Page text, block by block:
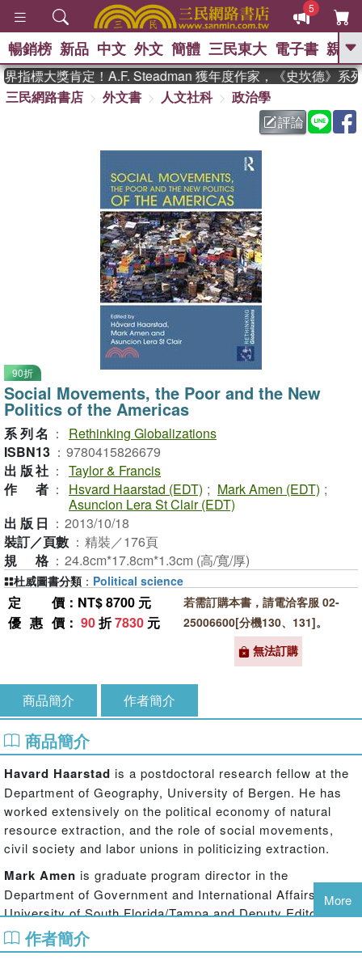
5
GO
熱搜： 東野圭吾 、 高希均教授回憶錄
父親節 、 如果歷
暑期推薦 、 國際布克
獎 臺灣漫遊錄 、 方念華
登輝時代 、 數學女孩：黎曼猜想
偉大的迷走神經
暢銷榜 新品 中文 外文 簡體 三民東大 電子書 親子
指標大獎肯定！A.F. Steadman 獲年度作家，《史坎德》系列
三民網路書店
外文書 人文社科
政治學
評論
90折
Social Movements, the Poor and the New
Politics of the Americas
系列名 ：
Rethinking Globalizations
ISBN13 ： 9780415826679
出版社 ： Taylor & Francis
作者 ： Hsvard Haarstad (EDT) ; Mark Amen (EDT) ;
Asuncion Lera St Clair (EDT)
出版日 ： 2013/10/18
裝訂／頁數 ： 精裝／176頁
規格 ： 24.8cm*17.8cm*1.3cm (高/寬/厚)
定價 ：NT$ 8700 元
優惠價 ： 90折7830 元
若需訂購本書，請電洽客服 02-
25006600[分機130、131]。
無法訂購
杜威圖書分類 ： Political science
商品簡介 作者簡介
商品簡介
Havard Haarstad is a postdoctoral research fellow at the
Department of Geography, University of Bergen. He has
worked extensively on the political economy of natural
resource extraction, and the role of social movements,
civil society and labor unions in politicizing extraction.
Mark Amen is graduate program director in the
Department of Government and International Affairs at the
University of South Florida/Tampa and Deputy Editor of
Globalizations
indebtedness and the global economy.
More
作者簡介